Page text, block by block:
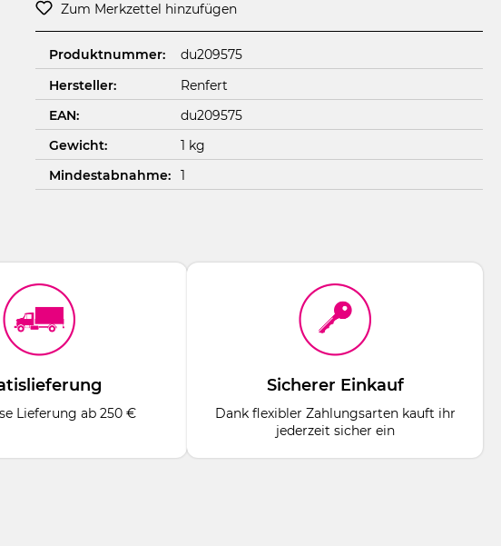
Zum Merkzettel hinzufügen
Produktnummer:
du209575
Hersteller:
Renfert
EAN:
du209575
Gewicht:
1 kg
Mindestabnahme:
1
Lieferung ab 250 €
Sicherer Einkauf
Dank flexibler Zahlungsarten kauft ihr
jederzeit sicher ein